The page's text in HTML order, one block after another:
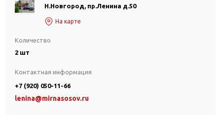
Н.Новгород, пр.Ленина д.50
На карте
Количество
2 шт
Контактная информация
+7 (920) 050-11-66
lenina@mirnasosov.ru